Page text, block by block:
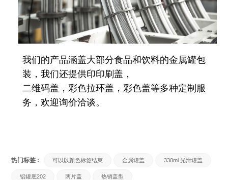
我们的产品涵盖大部分食品和饮料的金属罐包
装，我们还提供印印刷盖，
二维码盖，彩色拉环盖，彩色盖等多种定制服
务，欢迎询价洽谈。
热门标签 : 可以以颜色标签结束 金属罐盖 330ml 光滑罐盖
铝罐底202 两片盖 热销盖型